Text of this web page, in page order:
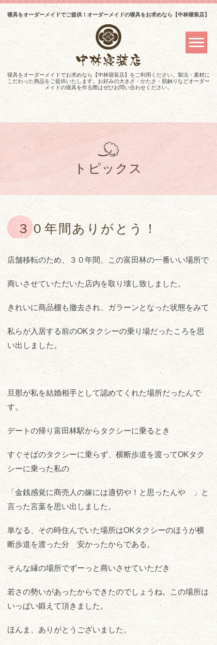
寝具をオーダーメイドでご提供！オーダーメイドの寝具をお求めなら【中林寝装店】
寝具をオーダーメイドでお求めなら【中林寝装店】をご利用ください。製法・素材に
こだわった商品をご提供いたします。お好みの大きさ・かたさ・肌触りなどオーダー
メイドの寝具を作る際はぜひお問い合わせください。
トピックス
３０年間ありがとう！
店舗移転のため、３０年間、この富田林の一番いい場所で
商いさせていただいた店内を取り壊し致しました。
きれいに商品棚も撤去され、ガラーンとなった状態をみて
私らが入居する前のOKタクシーの乗り場だったころを思
い出しました。
旦那が私を結婚相手として認めてくれた場所だったんで
す。
デートの帰り富田林駅からタクシーに乗るとき
すぐそばのタクシーに乗らず、横断歩道を渡ってOKタク
シーに乗った私の
「金銭感覚に商売人の嫁には適切や！と思ったんや 」と
言った言葉を思い出しました。
単なる、その時住んでいた場所はOKタクシーのほうが横
断歩道を渡った分 安かったからである。
そんな縁の場所でずーっと商いさせていただき
若さの勢いがあったからできたのでしょうね。この場所は
いっぱい鍛えて頂きました。
ほんま、ありがとうございました。